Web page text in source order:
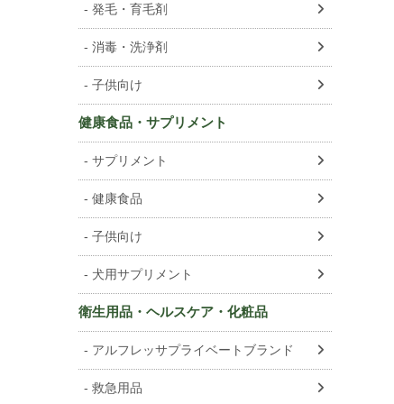
発毛・育毛剤
消毒・洗浄剤
子供向け
健康食品・サプリメント
サプリメント
健康食品
子供向け
犬用サプリメント
衛生用品・ヘルスケア・化粧品
アルフレッサプライベートブランド
救急用品